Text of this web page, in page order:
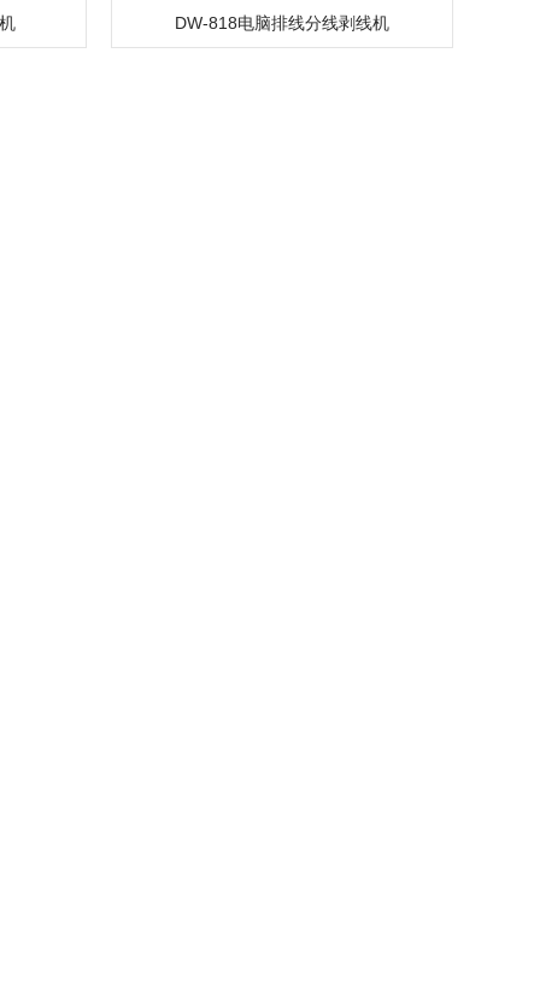
DW-818电脑排线分线剥线机